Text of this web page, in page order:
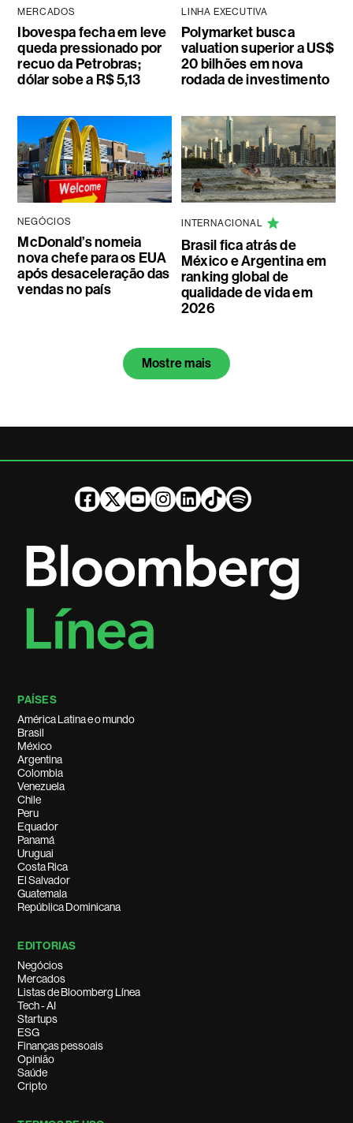
MERCADOS
Ibovespa fecha em leve
queda pressionado por
recuo da Petrobras;
dólar sobe a R$ 5,13
LINHA EXECUTIVA
Polymarket busca
valuation superior a US$
20 bilhões em nova
rodada de investimento
NEGÓCIOS
McDonald’s nomeia
nova chefe para os EUA
após desaceleração das
vendas no país
INTERNACIONAL
Brasil fica atrás de
México e Argentina em
ranking global de
qualidade de vida em
2026
Mostre mais
PAÍSES
América Latina e o mundo
Brasil
México
Argentina
Colombia
Venezuela
Chile
Peru
Equador
Panamá
Uruguai
Costa Rica
El Salvador
Guatemala
República Dominicana
EDITORIAS
Negócios
Mercados
Listas de Bloomberg Línea
Tech - AI
Startups
ESG
Finanças pessoais
Opinião
Saúde
Cripto